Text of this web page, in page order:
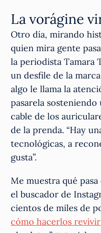
La vorágine
Otro día, mirando
quien mira gente
la periodista Tamara
un desfile de la
algo le llama la
pasarela
cable de los
de la prenda. “Hay
tecnológicas, a
gusta”.
Me muestra qué
el buscador de
cientos de miles de
cómo hacerlos revivir